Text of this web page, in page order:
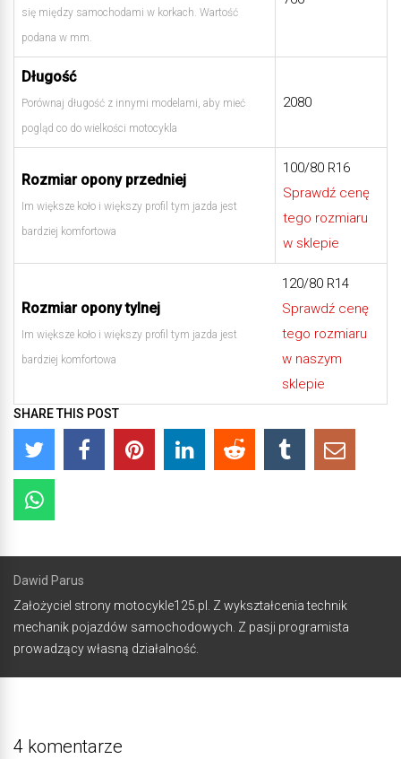
się między samochodami w korkach. Wartość
podana w mm.
Długość
Porównaj długość z innymi modelami, aby mieć
pogląd co do wielkości motocykla
2080
Rozmiar opony przedniej
Im większe koło i większy profil tym jazda jest
bardziej komfortowa
100/80 R16
Sprawdź cenę
tego rozmiaru
w sklepie
Rozmiar opony tylnej
Im większe koło i większy profil tym jazda jest
bardziej komfortowa
120/80 R14
Sprawdź cenę
tego rozmiaru
w naszym
sklepie
SHARE THIS POST
Dawid Parus
Założyciel strony motocykle125.pl. Z wykształcenia technik
mechanik pojazdów samochodowych. Z pasji programista
prowadzący własną działalność.
4 komentarze